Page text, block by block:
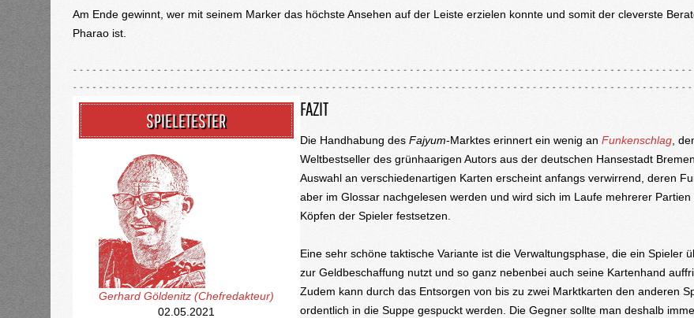
Am Ende gewinnt, wer mit seinem Marker das höchste Ansehen auf der Leiste erzielen konnte und somit der cleverste
Pharao ist.
SPIELETESTER
Gerhard Göldenitz (Chefredakteur)
02.05.2021
FAZIT
Die Handhabung des Fajyum-Marktes erinnert ein wenig an Funkenschlag,
Weltbestseller des grünhaarigen Autors aus der deutschen Hansestadt
Auswahl an verschiedenartigen Karten erscheint anfangs verwirrend, deren
aber im Glossar nachgelesen werden und wird sich im Laufe mehrerer Partien
Köpfen der Spieler festsetzen.
Eine sehr schöne taktische Variante ist die Verwaltungsphase, die ein Spieler
zur Geldbeschaffung nutzt und so ganz nebenbei auch seine Kartenhand
Zudem kann durch das Entsorgen von bis zu zwei Marktkarten den anderen
ordentlich in die Suppe gespuckt werden. Die Gegner sollte man deshalb